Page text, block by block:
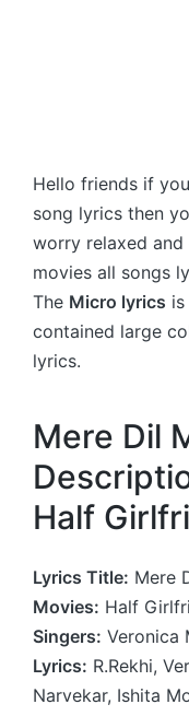
Hello friends if
song lyrics then
worry relaxed
movies all songs
The Micro lyrics
contained large
lyrics.
Mere Dil
Half
Lyrics Title: Mere
Movies: Half
Singers: Veronica
Lyrics: R.Rekhi,
Narvekar, Ishita